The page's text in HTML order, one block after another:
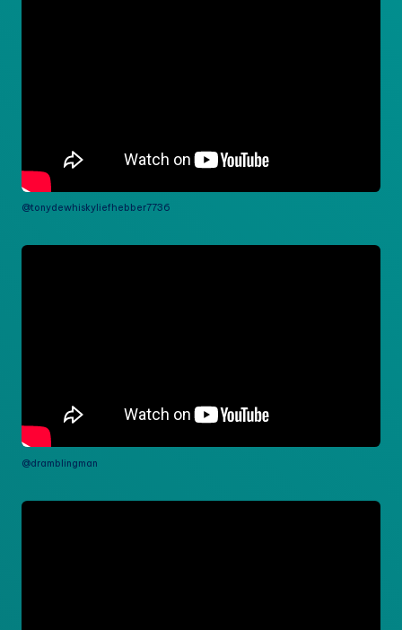
@tonydewhiskyliefhebber7736
@dramblingman